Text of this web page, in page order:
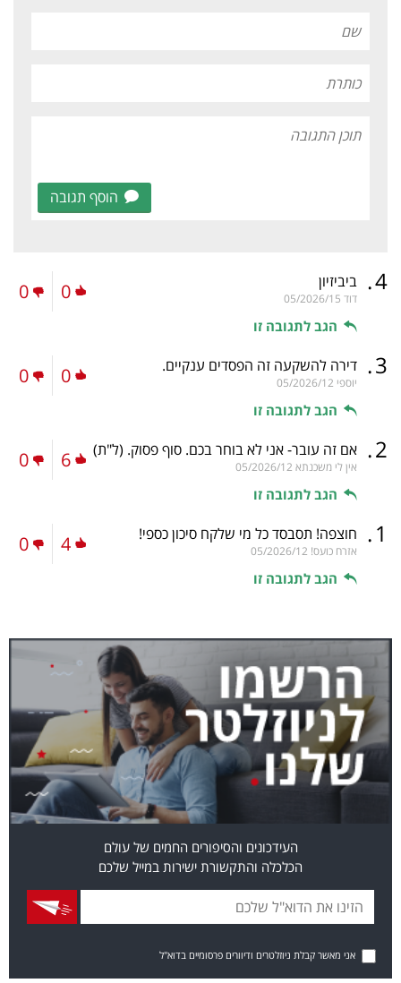
הוסף תגובה
4
. ביביזיון
דוד 05/2026/15
הגב לתגובה זו
0
0
3
. דירה להשקעה זה הפסדים ענקיים.
יוספי 05/2026/12
הגב לתגובה זו
0
0
2
. אם זה עובר- אני לא בוחר בכם. סוף פסוק. (ל"ת)
אין לי משכנתא 05/2026/12
הגב לתגובה זו
6
0
1
. חוצפה! תסבסד כל מי שלקח סיכון כספי!
אזרח כועס! 05/2026/12
הגב לתגובה זו
4
0
העידכונים והסיפורים החמים של עולם
הכלכלה והתקשורת ישירות במייל שלכם
אני מאשר קבלת ניוזלטרים ודיוורים פרסומיים בדוא"ל